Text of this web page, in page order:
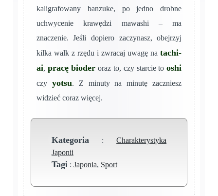
kaligrafowany banzuke, po jedno drobne
uchwycenie krawędzi mawashi – ma
znaczenie. Jeśli dopiero zaczynasz, obejrzyj
kilka walk z rzędu i zwracaj uwagę natachi-
ai, pracę bioder oraz to, czy starcie tooshi
czy yotsu. Z minuty na minutę zaczniesz
widzieć coraz więcej.
Kategoria:Charakterystyka
Japonii
Tagi: Japonia, Sport